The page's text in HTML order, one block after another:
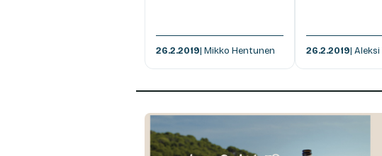
26.2.2019| Mikko Hentunen 26.2.2019| Aleksi